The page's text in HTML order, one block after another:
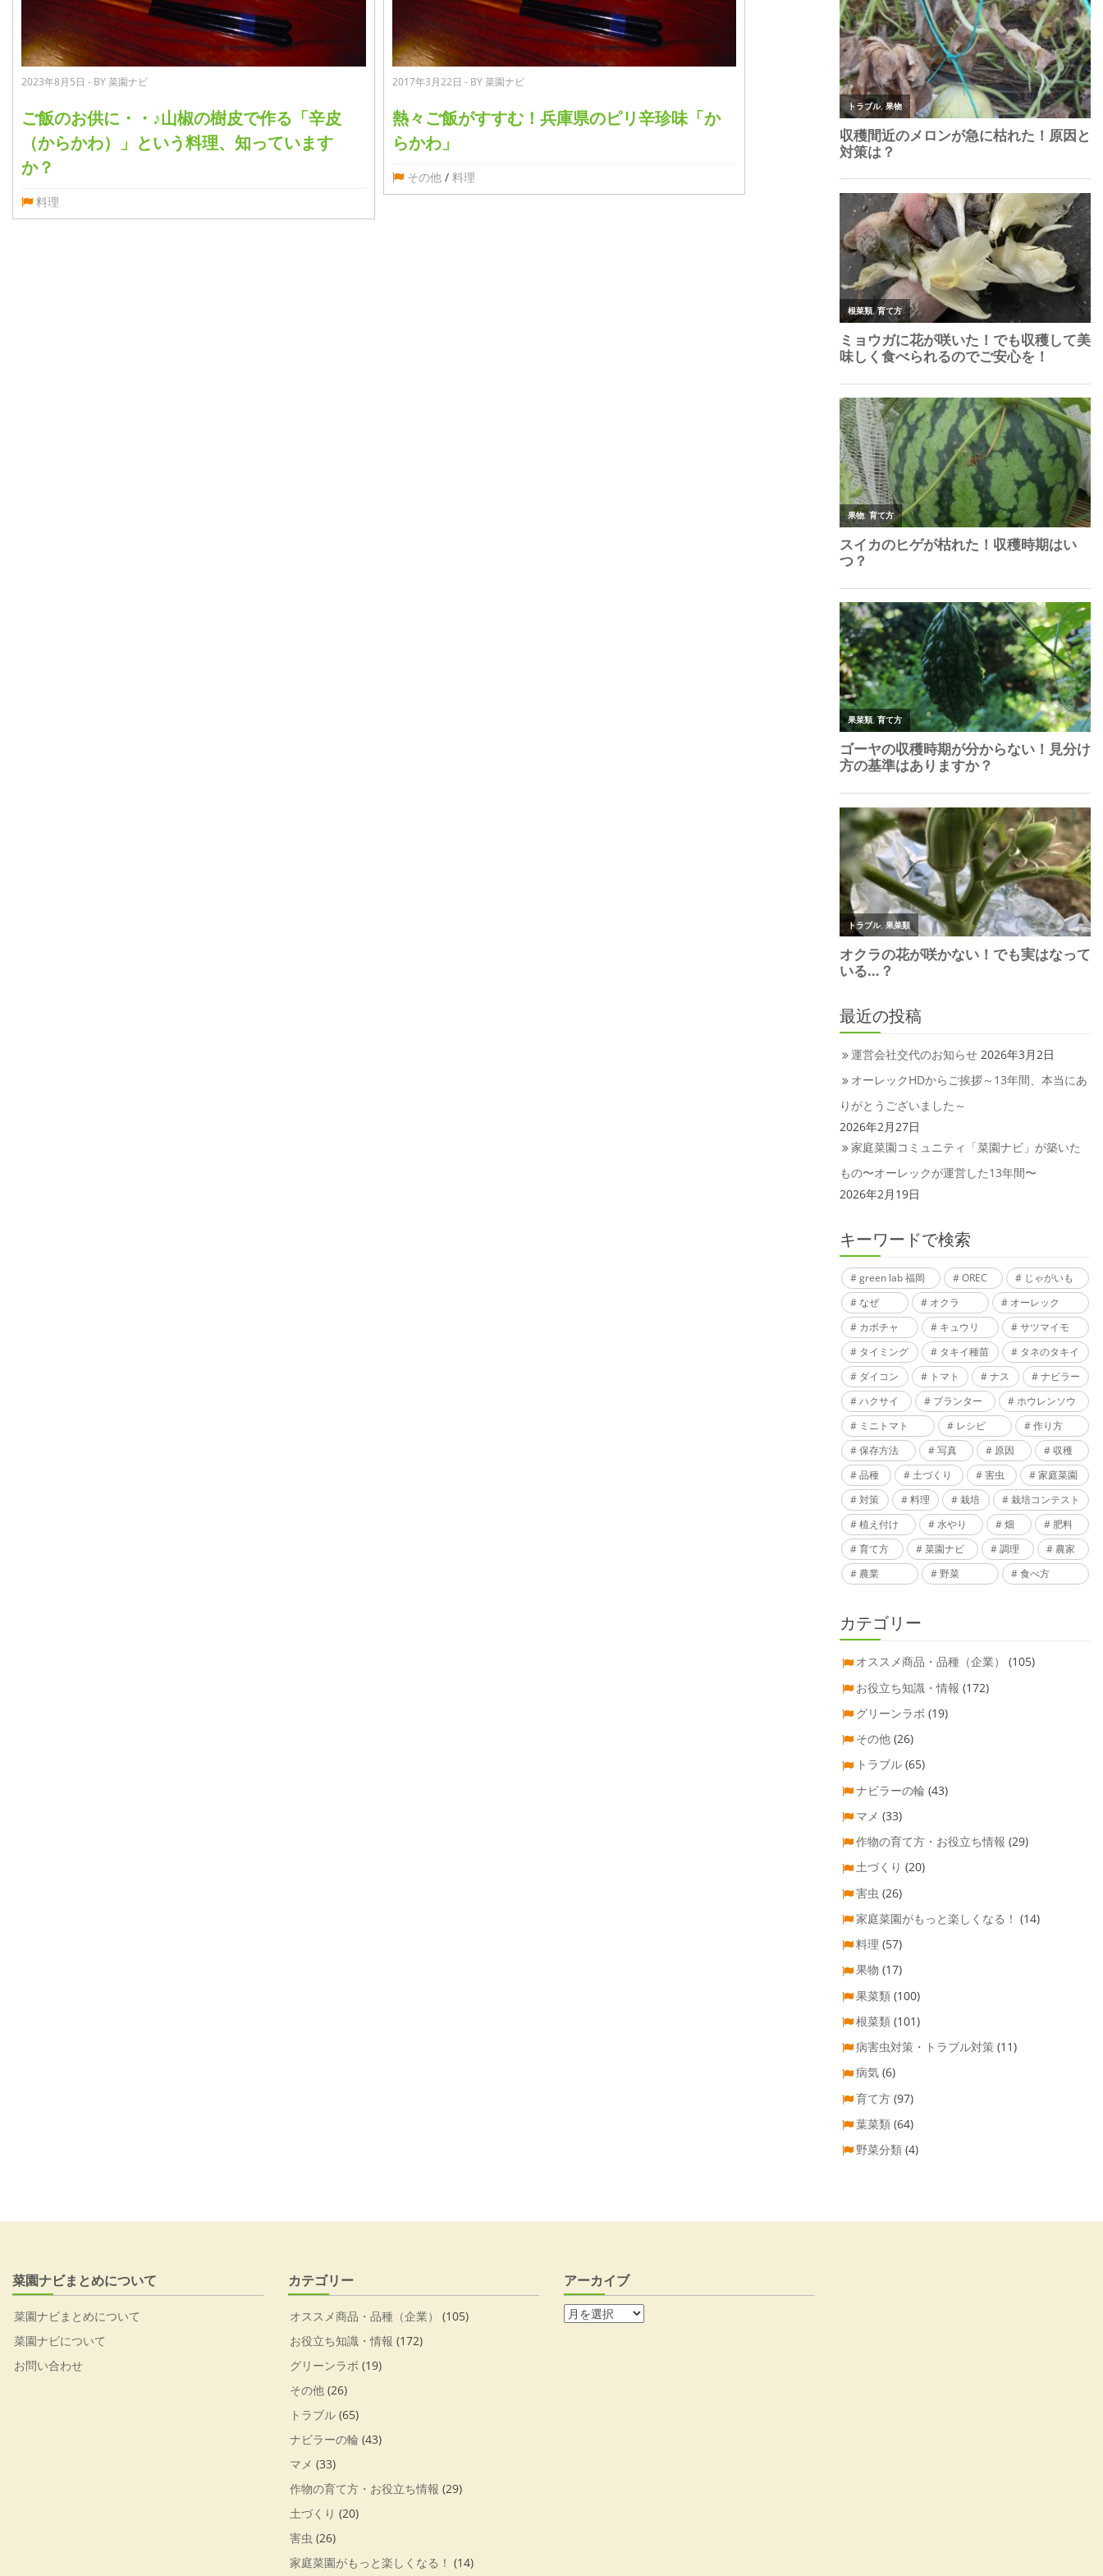
2023年8月5日 - BY 菜園ナビ
ご飯のお供に・・♪山椒の樹皮で作る「辛皮
（からかわ）」という料理、知っています
か？
料理
2017年3月22日 - BY 菜園ナビ
熱々ご飯がすすむ！兵庫県のピリ辛珍味「か
らかわ」
その他/ 料理
最近の投稿
運営会社交代のお知らせ 2026年3月2日
オーレックHDからご挨拶～13年間、本当にあ
りがとうございました～
2026年2月27日
家庭菜園コミュニティ「菜園ナビ」が築いた
もの〜オーレックが運営した13年間〜
2026年2月19日
キーワードで検索
green lab 福岡 OREC
じゃがいも
なぜ
オクラ
オーレック
カボチャ
キュウリ
サツマイモ
タイミング
タキイ種苗
タネのタキイ
ダイコン
トマト ナス
ナビラー
ハクサイ
プランター
ホウレンソウ
ミニトマト
レシピ
作り方
保存方法
写真 原因
収穫
品種
土づくり 害虫
家庭菜園
対策
料理 栽培
栽培コンテスト
植え付け
水やり 畑
肥料
育て方
菜園ナビ 調理
農家
農業
野菜 食べ方
カテゴリー
オススメ商品・品種（企業）
(105)
お役立ち知識・情報 (172)
グリーンラボ (19)
その他 (26)
トラブル (65)
ナビラーの輪 (43)
マメ (33)
作物の育て方・お役立ち情報 (29)
土づくり (20)
害虫 (26)
家庭菜園がもっと楽しくなる！ (14)
料理 (57)
果物 (17)
果菜類 (100)
根菜類 (101)
病害虫対策・トラブル対策 (11)
病気 (6)
育て方 (97)
葉菜類 (64)
野菜分類 (4)
菜園ナビまとめについて
菜園ナビまとめについて
菜園ナビについて
お問い合わせ
カテゴリー
オススメ商品・品種（企業）
(105)
お役立ち知識・情報 (172)
グリーンラボ (19)
その他 (26)
トラブル (65)
ナビラーの輪 (43)
マメ (33)
作物の育て方・お役立ち情報 (29)
土づくり (20)
害虫 (26)
家庭菜園がもっと楽しくなる！ (14)
アーカイブ